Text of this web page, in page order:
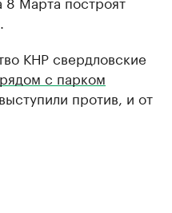
КНР свердловские
с парком
против, и от